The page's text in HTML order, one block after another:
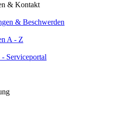
& Kontakt
& Beschwerden
A - Z
Serviceportal